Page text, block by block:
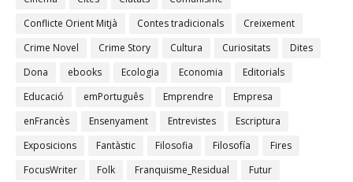
Conflicte Orient Mitjà
Contes tradicionals
Creixement
Crime Novel
Crime Story Cultura Curiositats
Dites
Dona
ebooks Ecologia Economia
Editorials
Educació
emPortuguês Emprendre
Empresa
enFrancès
Ensenyament Entrevistes
Escriptura
Exposicions
Fantàstic Filosofia Filosofía
Fires
FocusWriter
Folk Franquisme_Residual
Futur